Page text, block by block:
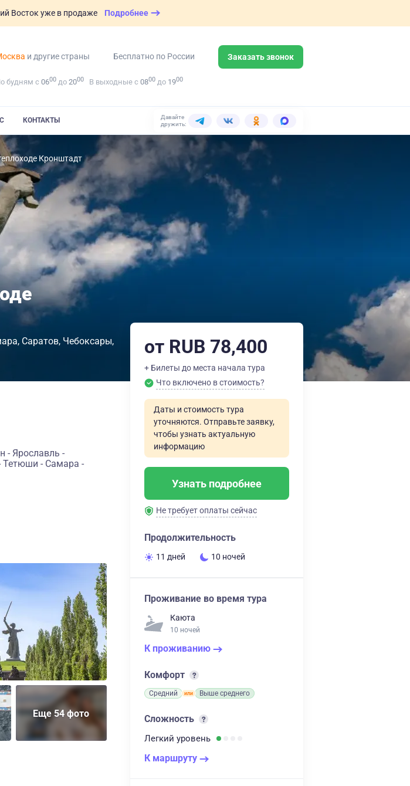
Восток уже в продаже Подробнее
и другие страны Бесплатно по России Заказать звонок
будням с 0600 до 2000 В выходные с 0800 до 1900
КОНТАКТЫ
Давайте
дружить:
Кронштадт
Саратов Чебоксары
- Ярославль -
Тетюши - Самара -
Еще 54 фото
от RUB 78,400
+ Билеты до места начала тура
Что включено в стоимость?
Даты и стоимость тура
уточняются. Отправьте заявку,
чтобы узнать актуальную
информацию
Узнать подробнее
Не требует оплаты сейчас
Продолжительность
11 дней 10 ночей
Проживание во время тура
Каюта
10 ночей
К проживанию
Комфорт
Средний Выше среднего
Сложность
Легкий уровень
К маршруту